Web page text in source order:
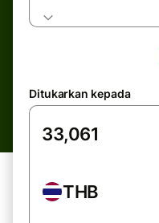
Ditukarkan kepada
THB